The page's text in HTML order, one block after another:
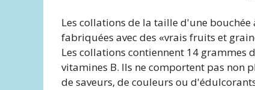
Les collations de la taille d'une
fabriquées avec des «vrais fruits et
Les collations contiennent 14 grammes
vitamines B. Ils ne comportent pas non
de saveurs, de couleurs ou